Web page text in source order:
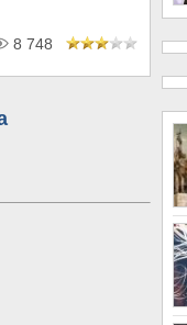
8 748